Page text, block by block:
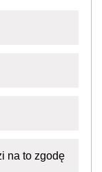
na to zgodę